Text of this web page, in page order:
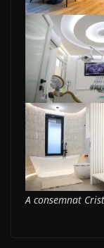
A consemnat